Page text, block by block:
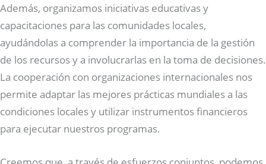
Además, organizamos iniciativas educativas y
capacitaciones para las comunidades locales,
ayudándolas a comprender la importancia de la gestión
de los recursos y a involucrarlas en la toma de decisiones.
La cooperación con organizaciones internacionales nos
permite adaptar las mejores prácticas mundiales a las
condiciones locales y utilizar instrumentos financieros
para ejecutar nuestros programas.